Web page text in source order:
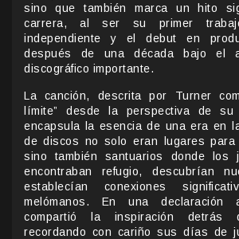
sino que también marca un hito
carrera, al ser su primer
independiente y el debut en
después de una década bajo el
discográfico importante.
La canción, descrita por Turner
límite” desde la perspectiva de su
encapsula la esencia de una era en
de discos no solo eran lugares para
sino también santuarios donde los
encontraban refugio, descubrían
establecían conexiones
melómanos. En una declaración
compartió la inspiración detrás
recordando con cariño sus días de